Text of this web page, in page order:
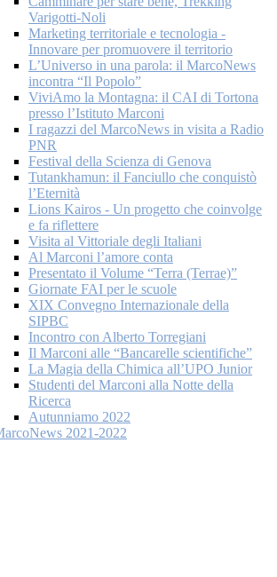
Varigotti-Noli
Marketing territoriale e tecnologia -
Innovare per promuovere il territorio
L’Universo in una parola: il MarcoNews
incontra “Il Popolo”
ViviAmo la Montagna: il CAI di Tortona
presso l’Istituto Marconi
I ragazzi del MarcoNews in visita a Radio
PNR
Festival della Scienza di Genova
Tutankhamun: il Fanciullo che conquistò
l’Eternità
Lions Kairos - Un progetto che coinvolge
e fa riflettere
Visita al Vittoriale degli Italiani
Al Marconi l’amore conta
Presentato il Volume “Terra (Terrae)”
Giornate FAI per le scuole
XIX Convegno Internazionale della
SIPBC
Incontro con Alberto Torregiani
Il Marconi alle “Bancarelle scientifiche”
La Magia della Chimica all’UPO Junior
Studenti del Marconi alla Notte della
Ricerca
Autunniamo 2022
2021-2022